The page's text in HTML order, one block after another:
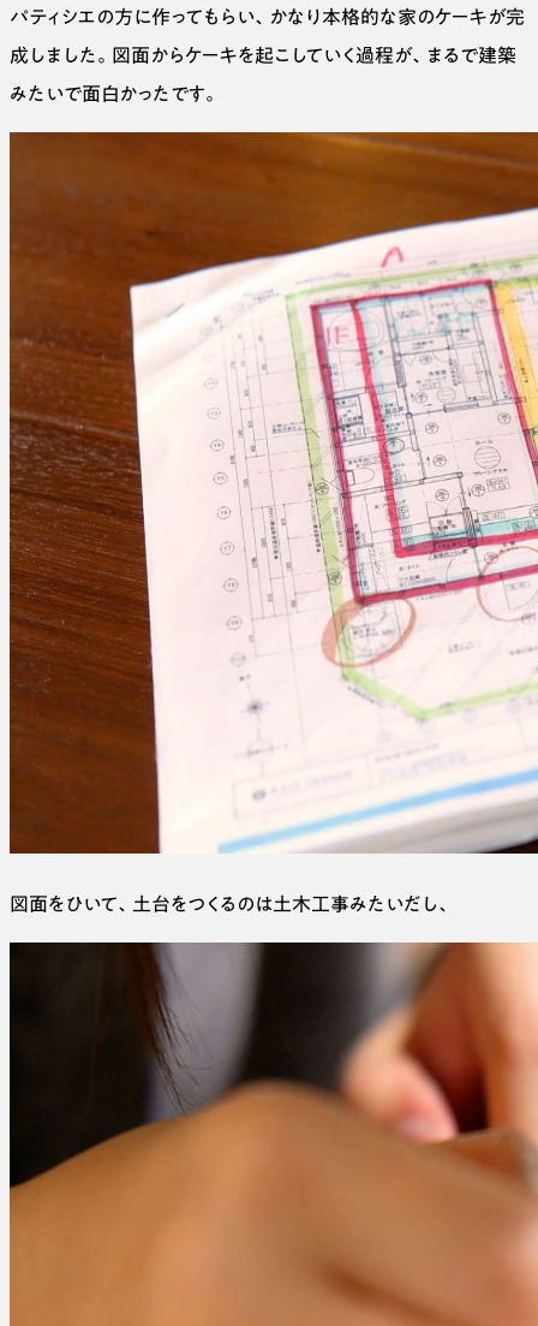
パティシエの方に作ってもらい、かなり本格的な家のケーキが完
成しました。図面からケーキを起こしていく過程が、まるで建築
みたいで面白かったです。
図面をひいて、土台をつくるのは土木工事みたいだし、